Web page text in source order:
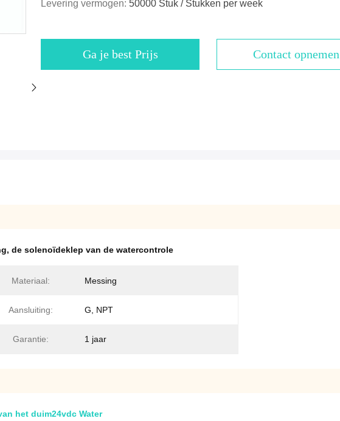
Levering vermogen: 50000 Stuk / Stukken per week
Ga je best Prijs Contact opnemen
, de solenoïdeklep van de watercontrole
Materiaal: Messing
Aansluiting: G, NPT
Garantie: 1 jaar
het duim24vdc Water